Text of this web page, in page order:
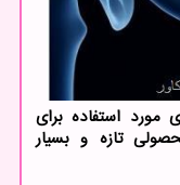
مورد استفاده برای
تازه و بسیار